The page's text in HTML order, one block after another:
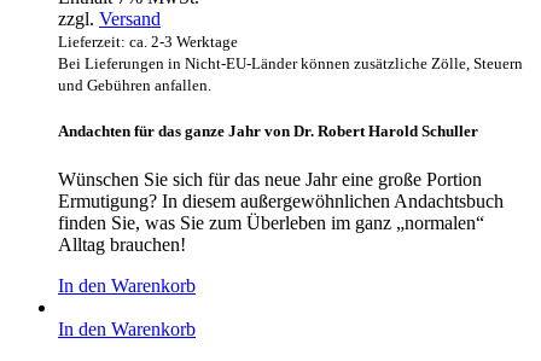
zzgl. Versand
Lieferzeit: ca. 2-3 Werktage
Bei Lieferungen in Nicht-EU-Länder können zusätzliche Zölle, Steuern
und Gebühren anfallen.
Andachten für das ganze Jahr von Dr. Robert Harold Schuller
Wünschen Sie sich für das neue Jahr eine große Portion
Ermutigung? In diesem außergewöhnlichen Andachtsbuch
finden Sie, was Sie zum Überleben im ganz „normalen“
Alltag brauchen!
In den Warenkorb
In den Warenkorb